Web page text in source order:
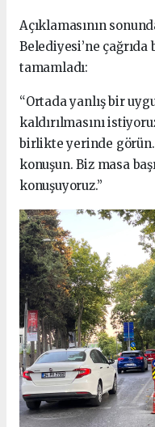
Açıklamasının
Belediyesi’ne
tamamladı:
“Ortada yanlış bir
kaldırılmasını
birlikte yerinde
konuşun. Biz masa
konuşuyoruz.”